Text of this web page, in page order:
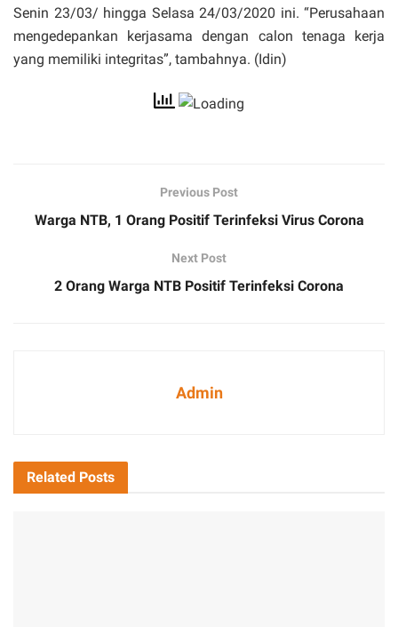
Senin 23/03/ hingga Selasa 24/03/2020 ini. “Perusahaan
mengedepankan kerjasama dengan calon tenaga kerja
yang memiliki integritas”, tambahnya. (Idin)
Previous Post
Warga NTB, 1 Orang Positif Terinfeksi Virus Corona
Next Post
2 Orang Warga NTB Positif Terinfeksi Corona
Admin
Related Posts